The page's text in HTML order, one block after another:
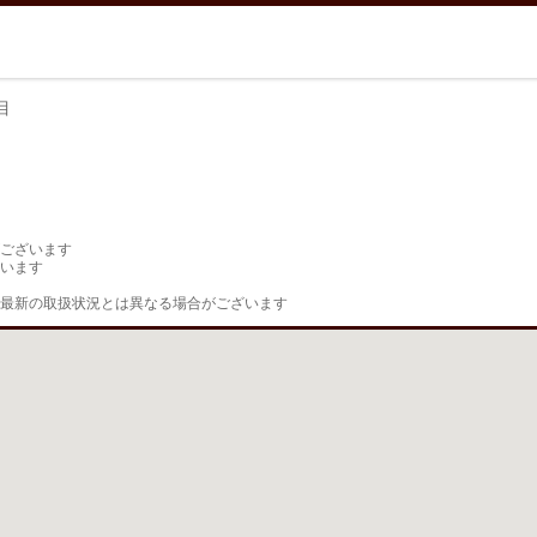
ざいます
ます
新の取扱状況とは異なる場合がございます